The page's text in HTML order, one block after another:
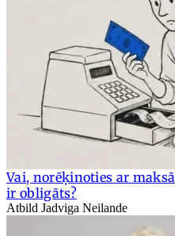
Vai, norēķinoties ar
ir obligāts?
Atbild Jadviga Neilande